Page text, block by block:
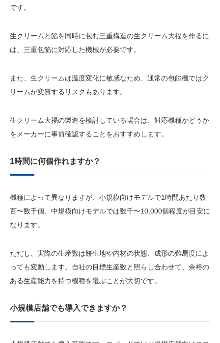
です。
生クリームと餡を同時に包む三重構造の生クリーム大福を作るに
は、三重包餡に対応した機械が必要です。
また、生クリームは温度変化に敏感なため、通常の包餡機ではク
リームが変質するリスクもあります。
生クリーム大福の製造を検討している場合は、対応機種かどうか
をメーカーに事前確認することをおすすめします。
1時間に何個作れますか？
機種によって異なりますが、小規模向けモデルで1時間あたり数
百〜数千個、中規模向けモデルでは数千〜10,000個程度が目安に
なります。
ただし、実際の生産数は餅生地や内材の状態、成形の難易度によ
っても変動します。自社の目標生産数と照らし合わせて、余裕の
ある生産能力を持つ機種を選ぶことが大切です。
小規模店舗でも導入できますか？